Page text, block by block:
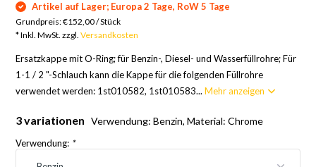
Artikel auf Lager; Europa 2 Tage, RoW 5 Tage
Grundpreis:€152,00/Stück
* Inkl. MwSt. zzgl.Versandkosten
Ersatzkappe mit O-Ring; für Benzin-, Diesel- und Wasserfüllrohre; Für
1-1 / 2 "-Schlauch kann die Kappe für die folgenden Füllrohre
verwendet werden: 1st010582, 1st010583...Mehr anzeigen
3 variationen Verwendung: Benzin, Material: Chrome
Verwendung: *